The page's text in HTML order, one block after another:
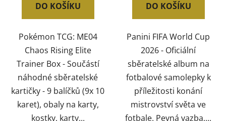
DO KOŠÍKU
Pokémon TCG: ME04
Chaos Rising Elite
Trainer Box - Součástí
náhodné sběratelské
kartičky - 9 balíčků (9x 10
karet), obaly na karty,
kostky, karty...
DO KOŠÍKU
Panini FIFA World Cup
2026 - Oficiální
sběratelské album na
fotbalové samolepky k
příležitosti konání
mistrovství světa ve
fotbale. Pevná vazba,...